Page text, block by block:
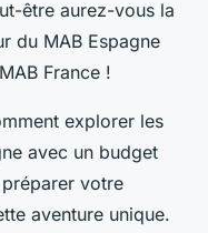
être aurez-vous la
du MAB Espagne
France !
explorer les
avec un budget
votre
aventure unique.